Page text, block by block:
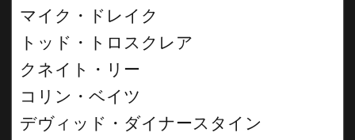
マイク・ドレイク
トッド・トロスクレア
クネイト・リー
コリン・ベイツ
デヴィッド・ダイナースタイン